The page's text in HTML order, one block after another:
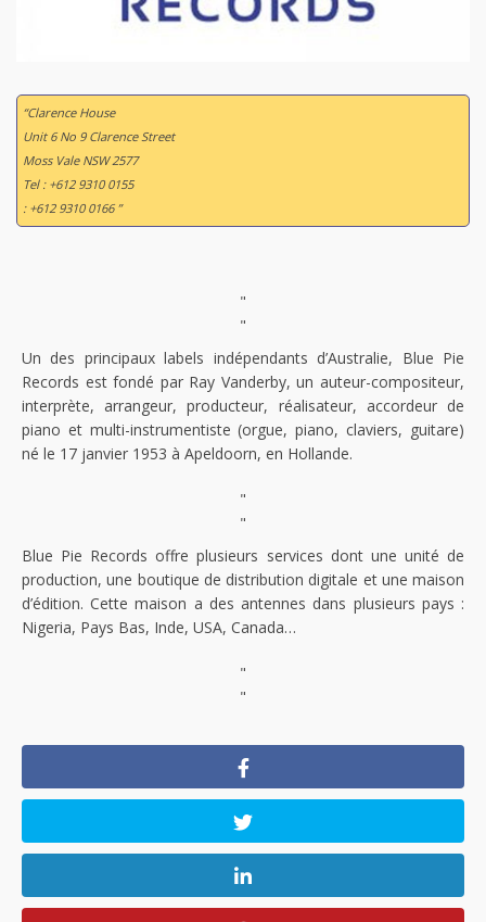
“Clarence House
Unit 6 No 9 Clarence Street
Moss Vale NSW 2577
Tel : +612 9310 0155
: +612 9310 0166 ”
"
"
Un des principaux labels indépendants d’Australie, Blue Pie
Records est fondé par Ray Vanderby, un auteur-compositeur,
interprète, arrangeur, producteur, réalisateur, accordeur de
piano et multi-instrumentiste (orgue, piano, claviers, guitare)
né le 17 janvier 1953 à Apeldoorn, en Hollande.
"
"
Blue Pie Records offre plusieurs services dont une unité de
production, une boutique de distribution digitale et une maison
d’édition. Cette maison a des antennes dans plusieurs pays :
Nigeria, Pays Bas, Inde, USA, Canada…
"
"